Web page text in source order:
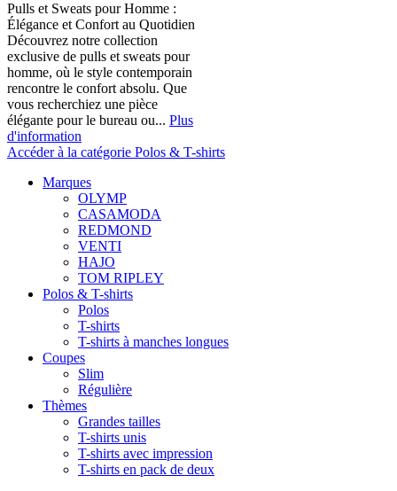
Pulls et Sweats pour Homme :
Élégance et Confort au Quotidien
Découvrez notre collection
exclusive de pulls et sweats pour
homme, où le style contemporain
rencontre le confort absolu. Que
vous recherchiez une pièce
élégante pour le bureau ou... Plus
d'information
Accéder à la catégorie Polos & T-shirts
Marques
OLYMP
CASAMODA
REDMOND
VENTI
HAJO
TOM RIPLEY
Polos & T-shirts
Polos
T-shirts
T-shirts à manches longues
Coupes
Slim
Régulière
Thèmes
Grandes tailles
T-shirts unis
T-shirts avec impression
T-shirts en pack de deux